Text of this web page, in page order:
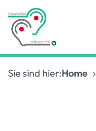
Sie sind hier:Home